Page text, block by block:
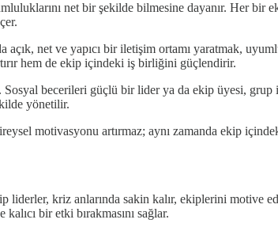
net bir şekilde bilmesine dayanır. Her bir
açık, net ve yapıcı bir iletişim ortamı yaratmak,
hem de ekip içindeki iş birliğini güçlendirir.
becerileri güçlü bir lider ya da ekip üyesi,
yönetilir.
motivasyonu artırmaz; aynı zamanda ekip
kriz anlarında sakin kalır, ekiplerini motive
bir etki bırakmasını sağlar.